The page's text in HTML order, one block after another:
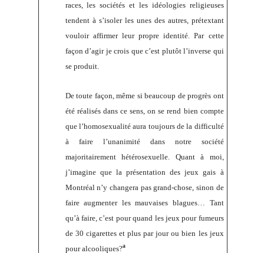
races, les sociétés et les idéologies religieuses
tendent à s’isoler les unes des autres, prétextant
vouloir affirmer leur propre identité. Par cette
façon d’agir je crois que c’est plutôt l’inverse qui
se produit.
De toute façon, même si beaucoup de progrès ont
été réalisés dans ce sens, on se rend bien compte
que l’homosexualité aura toujours de la difficulté
à faire l’unanimité dans notre société
majoritairement hétérosexuelle. Quant à moi,
j’imagine que la présentation des jeux gais à
Montréal n’y changera pas grand-chose, sinon de
faire augmenter les mauvaises blagues… Tant
qu’à faire, c’est pour quand les jeux pour fumeurs
de 30 cigarettes et plus par jour ou bien les jeux
pour alcooliques?ª